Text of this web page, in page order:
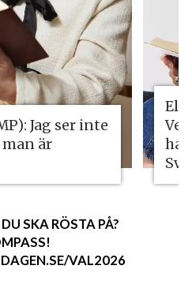
Jag ser inte
är
ha
SKA RÖSTA PÅ?
VAL2026